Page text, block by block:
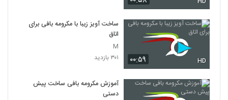
۰۰:۵۹ HD
ساخت آویز زیبا با مکرومه بافی برای
اتاق
M
۳۰۱ بازدید
آموزش مکرومه بافی ساخت پیش
دستی